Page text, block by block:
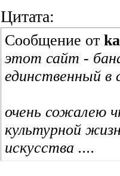
Цитата:
Сообщение от
этот сайт -
единственный в
очень сожалею
культурной
искусства ....